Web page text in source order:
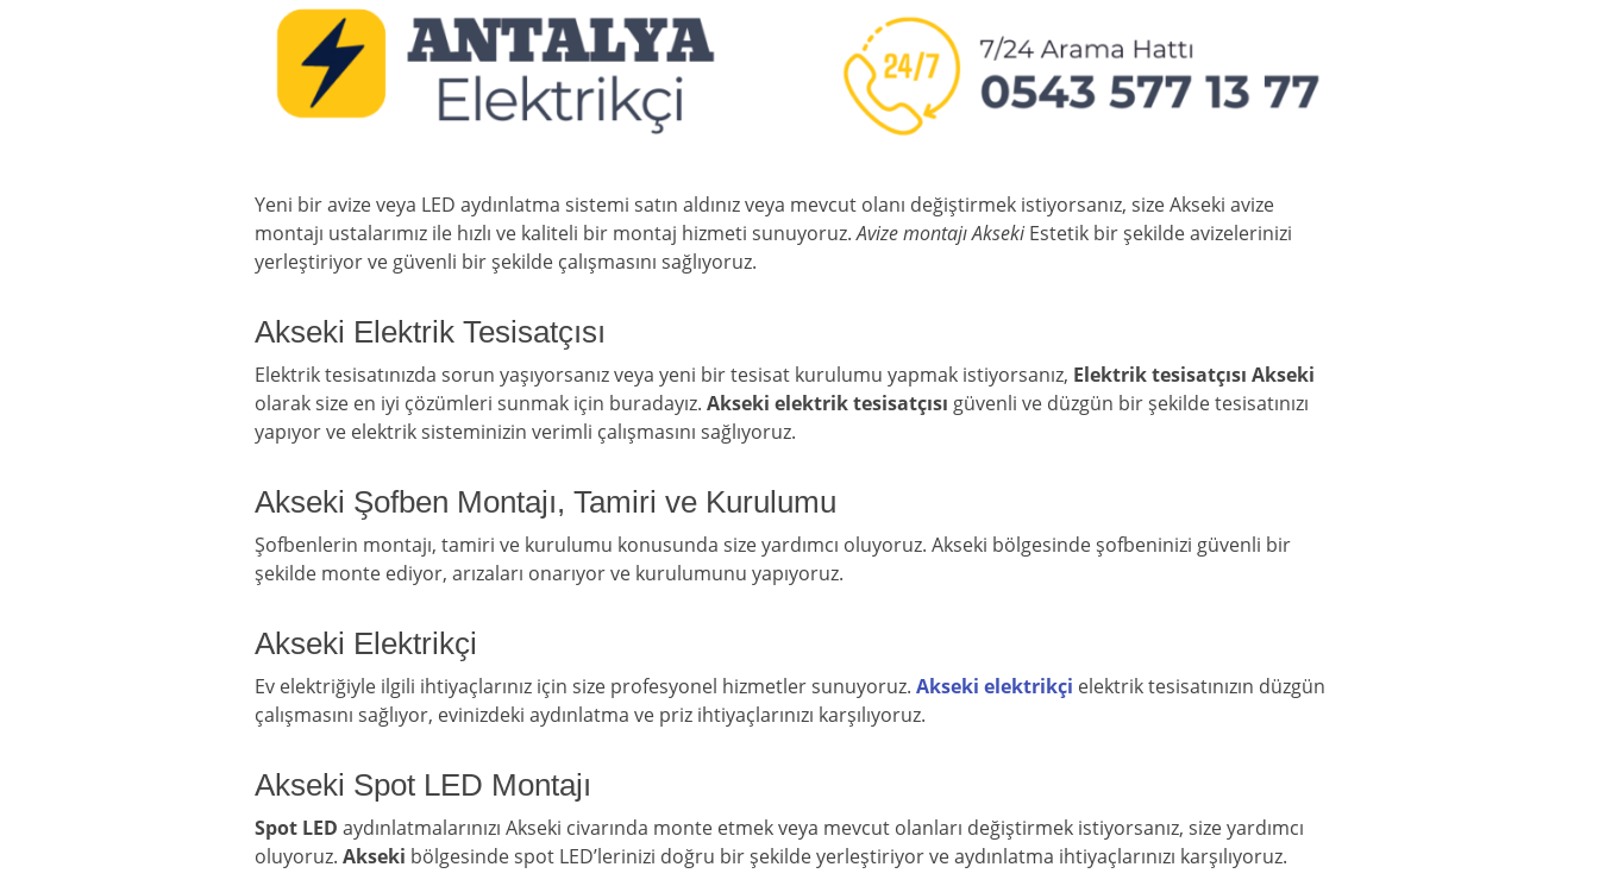
Yeni bir avize veya LED aydınlatma sistemi satın aldınız veya mevcut olanı değiştirmek istiyorsanız, size Akseki avize
montajı ustalarımız ile hızlı ve kaliteli bir montaj hizmeti sunuyoruz.Avize montajı AksekiEstetik bir şekilde avizelerinizi
yerleştiriyor ve güvenli bir şekilde çalışmasını sağlıyoruz.
Akseki Elektrik Tesisatçısı
Elektrik tesisatınızda sorun yaşıyorsanız veya yeni bir tesisat kurulumu yapmak istiyorsanız, Elektrik tesisatçısı Akseki
olarak size en iyi çözümleri sunmak için buradayız. Akseki elektrik tesisatçısı güvenli ve düzgün bir şekilde tesisatınızı
yapıyor ve elektrik sisteminizin verimli çalışmasını sağlıyoruz.
Akseki Şofben Montajı, Tamiri ve Kurulumu
Şofbenlerin montajı, tamiri ve kurulumu konusunda size yardımcı oluyoruz. Akseki bölgesinde şofbeninizi güvenli bir
şekilde monte ediyor, arızaları onarıyor ve kurulumunu yapıyoruz.
Akseki Elektrikçi
Ev elektriğiyle ilgili ihtiyaçlarınız için size profesyonel hizmetler sunuyoruz. Akseki elektrikçi elektrik tesisatınızın düzgün
çalışmasını sağlıyor, evinizdeki aydınlatma ve priz ihtiyaçlarınızı karşılıyoruz.
Akseki Spot LED Montajı
Spot LED aydınlatmalarınızı Akseki civarında monte etmek veya mevcut olanları değiştirmek istiyorsanız, size yardımcı
oluyoruz. Akseki bölgesinde spot LED’lerinizi doğru bir şekilde yerleştiriyor ve aydınlatma ihtiyaçlarınızı karşılıyoruz.